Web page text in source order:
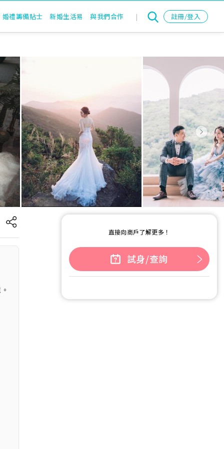
婚禮籌備貼士 新婚生活易 與我們合作 | 註冊/登入
直接向商戶了解更多！
試身/查詢